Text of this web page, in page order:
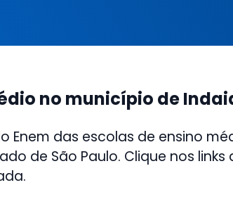
no município de
Enem das escolas de ensino
de São Paulo. Clique nos links